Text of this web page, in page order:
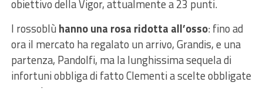
obiettivo della Vigor, attualmente a 23 punti.
I rossoblù hanno una rosa ridotta all’osso: fino ad
ora il mercato ha regalato un arrivo, Grandis, e una
partenza, Pandolfi, ma la lunghissima sequela di
infortuni obbliga di fatto Clementi a scelte obbligate